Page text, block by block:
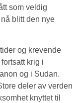
som veldig
blitt den nye
og krevende
krig i
og i Sudan.
deler av verden
knyttet til